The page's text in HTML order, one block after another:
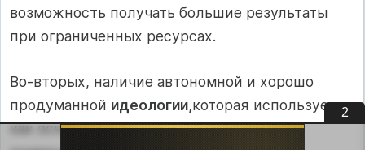
возможность получать большие результаты
при ограниченных ресурсах.
Во-вторых, наличие автономной и хорошо
продуманной идеологии,которая используется
как основа политики и легитимизации
1